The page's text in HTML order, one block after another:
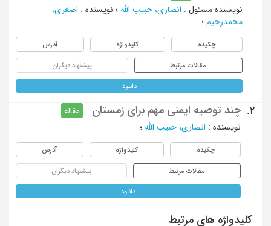
نویسنده مسئول : انصاری، حبیب الله ؛ نویسنده : اصغری،
محمدرحیم ؛
چکیده کلیدواژه آدرس
مقالات مرتبط پیشنهاد دیگران
دانلود
2. چند توصیه ایمنی مهم برای زمستان
مقاله
نویسنده : انصاری، حبیب الله ؛
چکیده کلیدواژه آدرس
مقالات مرتبط پیشنهاد دیگران
دانلود
کلیدواژه های مرتبط